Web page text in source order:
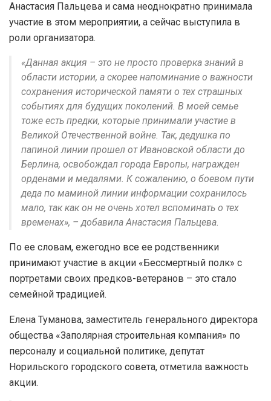
Анастасия Пальцева и сама неоднократно принимала
участие в этом мероприятии, а сейчас выступила в
роли организатора.
«Данная акция – это не просто проверка знаний в
области истории, а скорее напоминание о важности
сохранения исторической памяти о тех страшных
событиях для будущих поколений. В моей семье
тоже есть предки, которые принимали участие в
Великой Отечественной войне. Так, дедушка по
папиной линии прошел от Ивановской области до
Берлина, освобождал города Европы, награжден
орденами и медалями. К сожалению, о боевом пути
деда по маминой линии информации сохранилось
мало, так как он не очень хотел вспоминать о тех
временах», – добавила Анастасия Пальцева.
По ее словам, ежегодно все ее родственники
принимают участие в акции «Бессмертный полк» с
портретами своих предков-ветеранов – это стало
семейной традицией.
Елена Туманова, заместитель генерального директора
общества «Заполярная строительная компания» по
персоналу и социальной политике, депутат
Норильского городского совета, отметила важность
акции.